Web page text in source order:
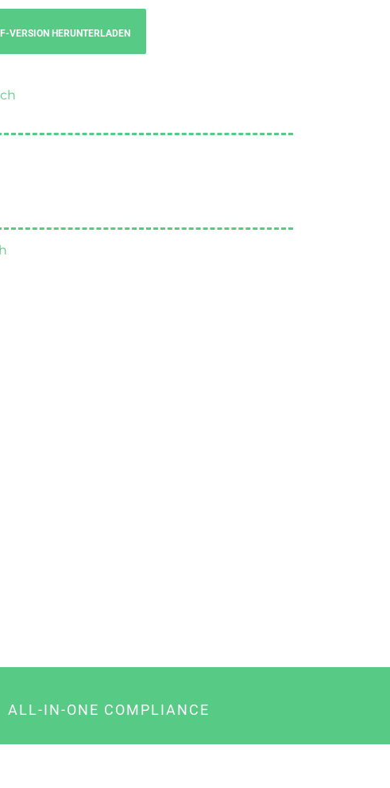
VERSION HERUNTERLADEN
ALL-IN-ONE COMPLIANCE